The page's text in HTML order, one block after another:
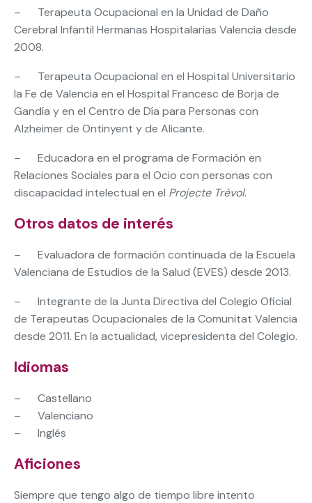
– Terapeuta Ocupacional en la Unidad de Daño
Cerebral Infantil Hermanas Hospitalarias Valencia desde
2008.
– Terapeuta Ocupacional en el Hospital Universitario
la Fe de Valencia en el Hospital Francesc de Borja de
Gandía y en el Centro de Día para Personas con
Alzheimer de Ontinyent y de Alicante.
– Educadora en el programa de Formación en
Relaciones Sociales para el Ocio con personas con
discapacidad intelectual en el Projecte Trèvol.
Otros datos de interés
– Evaluadora de formación continuada de la Escuela
Valenciana de Estudios de la Salud (EVES) desde 2013.
– Integrante de la Junta Directiva del Colegio Oficial
de Terapeutas Ocupacionales de la Comunitat Valencia
desde 2011. En la actualidad, vicepresidenta del Colegio.
Idiomas
– Castellano
– Valenciano
– Inglés
Aficiones
Siempre que tengo algo de tiempo libre intento